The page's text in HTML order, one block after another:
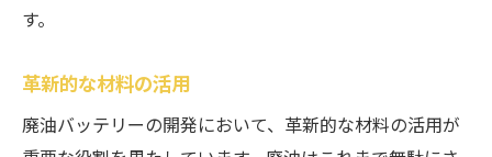
す。
革新的な材料の活用
廃油バッテリーの開発において、革新的な材料の活用が